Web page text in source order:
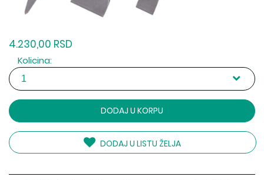
4.230,00 RSD
Kolicina:
DODAJ U KORPU
DODAJ U LISTU ŽELJA